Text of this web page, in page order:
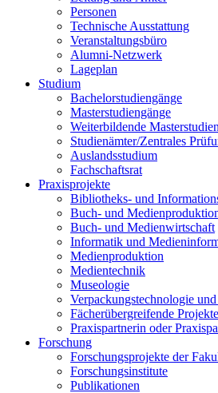
Personen
Technische Ausstattung
Veranstaltungsbüro
Alumni-Netzwerk
Lageplan
Studium
Bachelorstudiengänge
Masterstudiengänge
Weiterbildende
Studienämter/Zentrales
Auslandsstudium
Fachschaftsrat
Praxisprojekte
Bibliotheks- und
Buch- und
Buch- und Medienwirtschaft
Informatik und
Medienproduktion
Medientechnik
Museologie
Verpackungstechnologie
Fächerübergreifende Projekte
Praxispartnerin oder
Forschung
Forschungsprojekte der
Forschungsinstitute
Publikationen